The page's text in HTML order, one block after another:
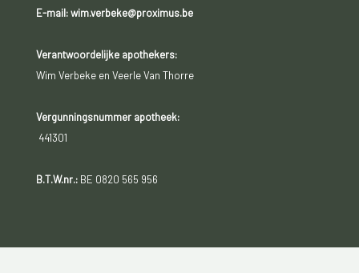
E-mail: wim.verbeke@proximus.be
Verantwoordelijke apothekers:
Wim Verbeke en Veerle Van Thorre
Vergunningsnummer apotheek:
441301
B.T.W.nr.:BE 0820 565 956